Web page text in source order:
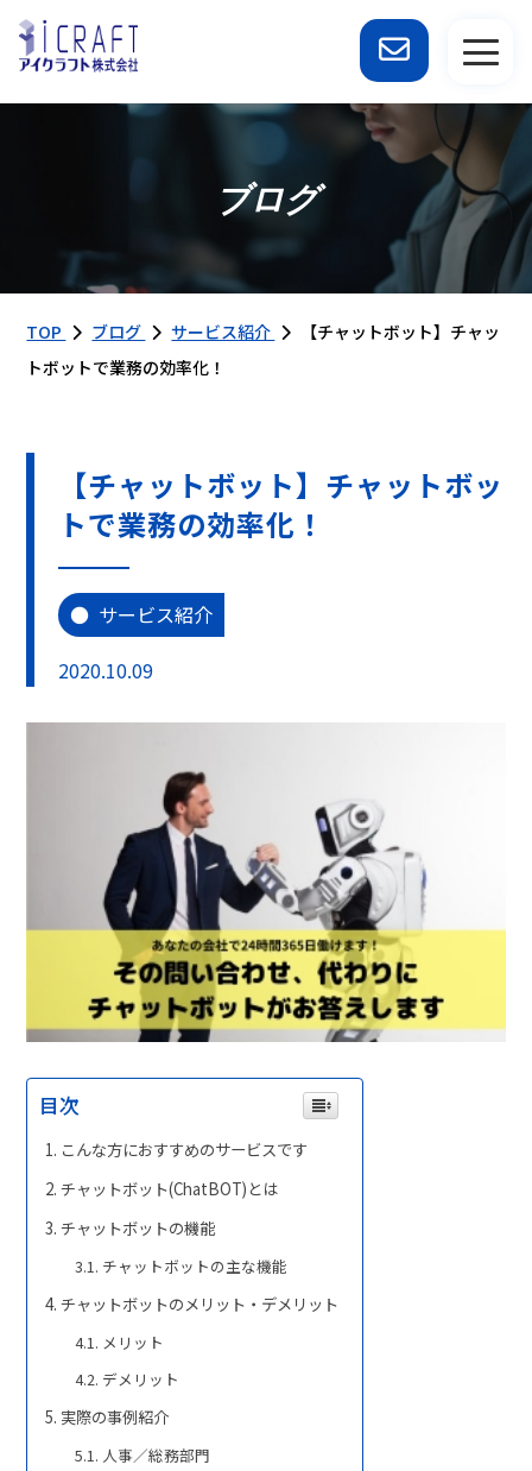
ブログ
TOP ブログ サービス紹介
【チャットボット】チャッ
トボットで業務の効率化！
【チャットボット】チャットボッ
トで業務の効率化！
サービス紹介
2020.10.09
目次
こんな方におすすめのサービスです
チャットボット(ChatBOT)とは
チャットボットの機能
チャットボットの主な機能
チャットボットのメリット・デメリット
メリット
デメリット
実際の事例紹介
人事／総務部門